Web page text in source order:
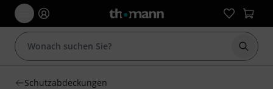
Suche
Schutzabdeckungen